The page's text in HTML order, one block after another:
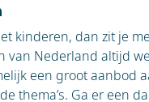
kinderen, dan zit je
van Nederland altijd
een groot aanbod
thema’s. Ga er een